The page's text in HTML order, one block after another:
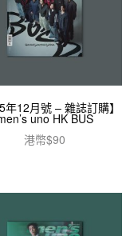
年12月號 – 雜誌訂購】
uno HK BUS
港幣$90